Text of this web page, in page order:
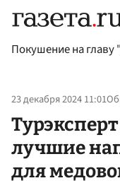
Покушение на
23 декабря 2024 11:01
лучшие
для